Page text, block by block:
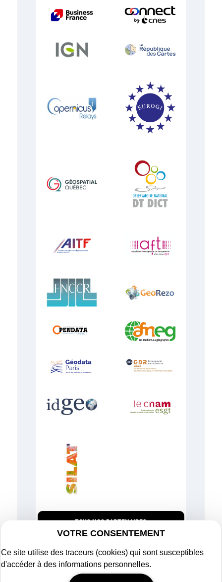
TOUS NOS PARTENAIRES
VOTRE CONSENTEMENT
Ce site utilise des traceurs (cookies) qui sont susceptibles
d'accéder à des informations personnelles.